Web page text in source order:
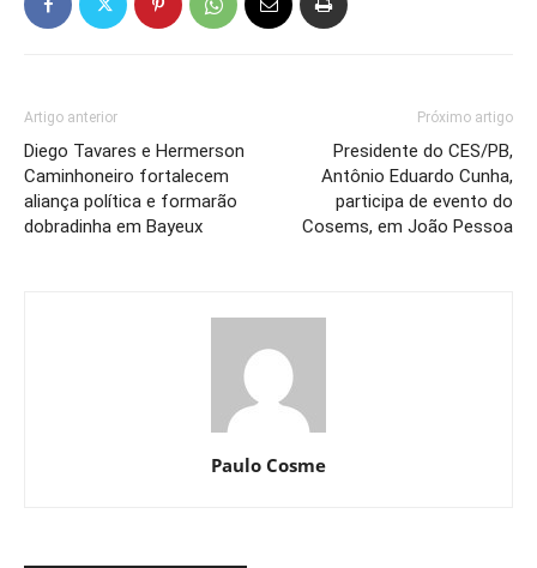
Artigo anterior
Diego Tavares e Hermerson
Caminhoneiro fortalecem
aliança política e formarão
dobradinha em Bayeux
Próximo artigo
Presidente do CES/PB,
Antônio Eduardo Cunha,
participa de evento do
Cosems, em João Pessoa
Paulo Cosme